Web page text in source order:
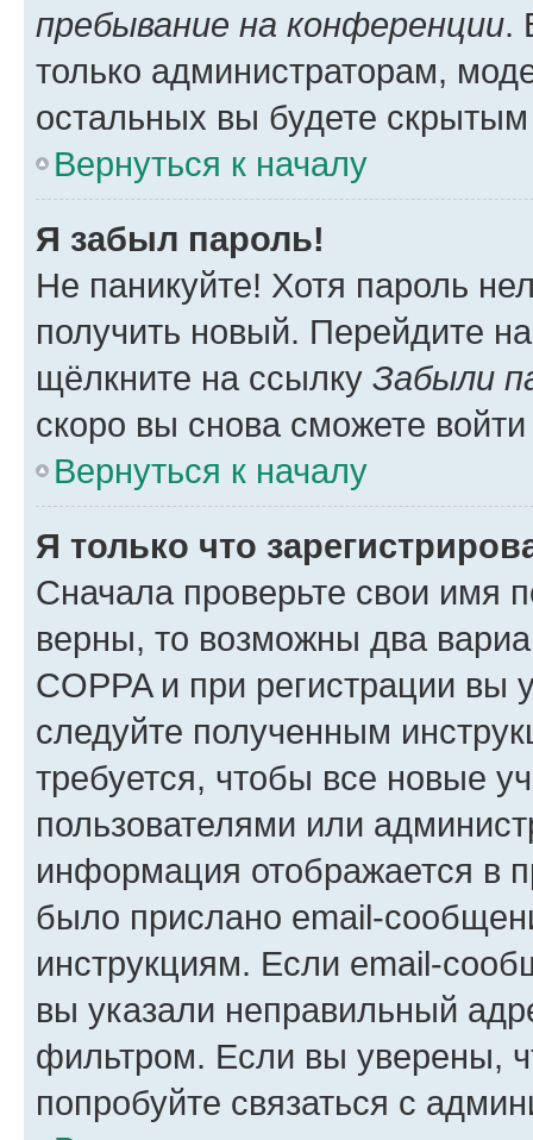
пребывание на конференции.
только администраторам,
остальных вы будете
Вернуться к началу
Я забыл пароль!
Не паникуйте! Хотя пароль
получить новый. Перейдите
щёлкните на ссылку Забыли
скоро вы снова сможете
Вернуться к началу
Я только что
Сначала проверьте свои имя
верны, то возможны два
COPPA и при регистрации вы
следуйте полученным
требуется, чтобы все новые
пользователями или
информация отображается в
было прислано email-
инструкциям. Если email-
вы указали неправильный
фильтром. Если вы уверены,
попробуйте связаться с